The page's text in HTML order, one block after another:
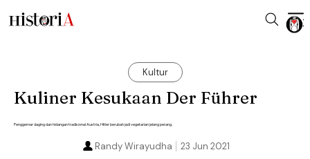
Kultur
Kuliner Kesukaan Der Führer
Penggemar daging dan hidangan tradisional Austria, Hitler berubah jadi vegetarian jelang perang.
23 Jun 2021
Randy Wirayudha